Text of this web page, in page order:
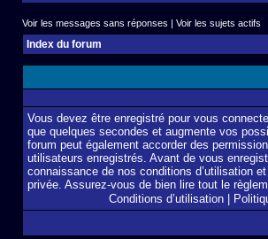
Voir les messages sans réponses | Voir les sujets actifs
Index du forum
Vous devez être enregistré pour vous
que quelques secondes et augmente vos
forum peut également accorder des
utilisateurs enregistrés. Avant de vous
connaissance de nos conditions d’utilisation
privée. Assurez-vous de bien lire tout le
Conditions d’utilisation